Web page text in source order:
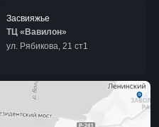
Засвияжье
ТЦ «Вавилон»
ул. Рябикова, 21 ст1